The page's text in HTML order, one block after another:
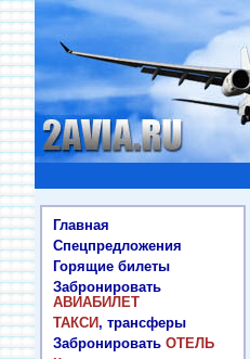
Главная
Спецпредложения
Горящие билеты
Забронировать
АВИАБИЛЕТ
ТАКСИ, трансферы
Забронировать ОТЕЛЬ